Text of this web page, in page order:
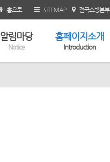
홈으로 SITEMAP 전국소방본부
알림마당
Notice
홈페이지소개
Introduction